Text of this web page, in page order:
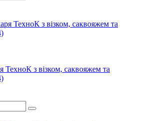
ТехноК з візком, саквояжем та